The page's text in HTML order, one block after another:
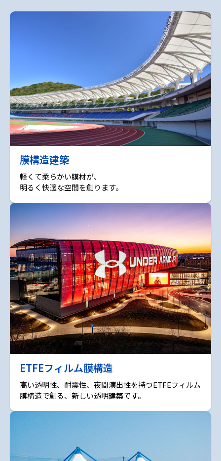
膜構造建築
軽くて柔らかい膜材が、
明るく快適な空間を創ります。
ETFEフィルム膜構造
高い透明性、耐震性、夜間演出性を持つETFEフィルム
膜構造で創る、新しい透明建築です。